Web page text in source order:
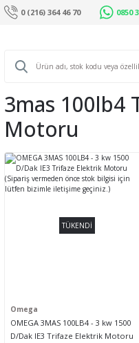
0 (216) 364 46 70 0850
3mas 100lb4
Motoru
TÜKENDİ
Omega
OMEGA 3MAS 100LB4 - 3 kw 1500
D/Dak IE3 Trifaze Elektrik Motoru